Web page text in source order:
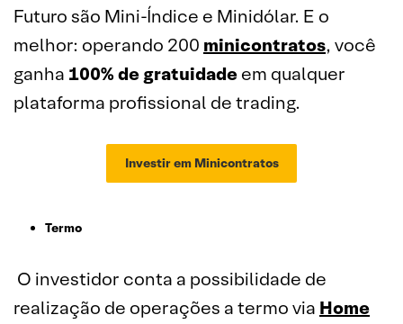
Futuro são Mini-Índice e Minidólar. E o
melhor: operando 200 minicontratos, você
ganha 100% de gratuidadeem qualquer
plataforma profissional de trading.
Investir em Minicontratos
Termo
O investidor conta a possibilidade de
realização de operações a termo via Home